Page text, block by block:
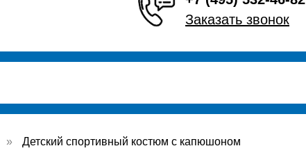
Заказать звонок
» Детский спортивный костюм с капюшоном